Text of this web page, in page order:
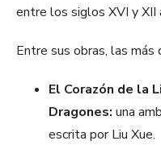
entre los siglos XVI y XII
Entre sus obras, las más
El Corazón de la
Dragones: una
escrita por Liu Xue.